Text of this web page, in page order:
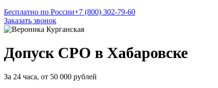
Бесплатно по России+7 (800) 302-79-60
Заказать звонок
Допуск СРО в Хабаровске
За 24 часа, от 50 000 рублей